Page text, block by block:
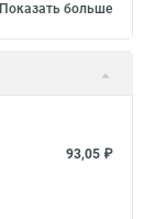
Показать больше
93,05 ₽